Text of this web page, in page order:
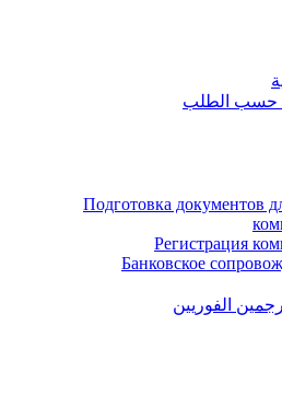
حسب الطلب
Подготовка документов
Регистрация
Банковское
الفوريين